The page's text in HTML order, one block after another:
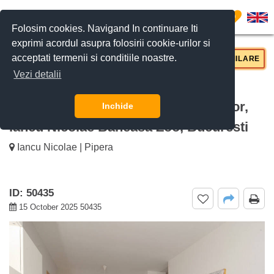
Folosim cookies. Navigand In continuare Iti
exprimi acordul asupra folosirii cookie-urilor si
acceptati termenii si conditiile noastre.
Vezi detalii
Inchide
0
Complexul Rezidential Privighetorilor,
Iancu Nicolae Baneasa Zoo, Bucuresti
Iancu Nicolae | Pipera
ID: 50435
15 October 2025 50435
CERE DETALII SUNĂ-NE SIMILARE